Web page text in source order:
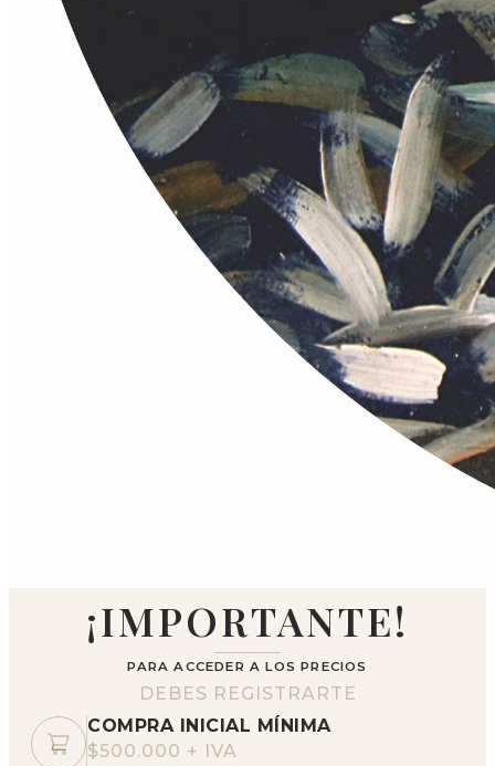
¡IMPORTANTE!
PARA ACCEDER A LOS PRECIOS
DEBES REGISTRARTE
COMPRA INICIAL MÍNIMA
$500.000 + IVA